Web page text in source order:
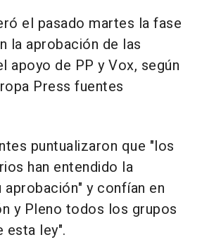
el pasado martes la fase
la aprobación de las
apoyo de PP y Vox, según
Press fuentes
puntualizaron que "los
han entendido la
aprobación" y confían en
y Pleno todos los grupos
esta ley".